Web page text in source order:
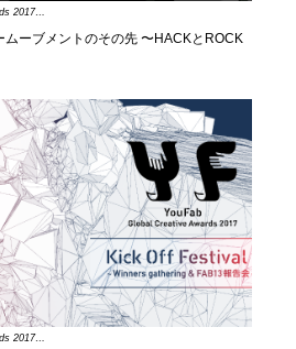
2017…
ムーブメントのその先 〜HACKとROCK
2017…